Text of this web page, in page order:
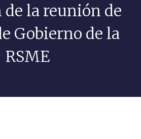
de la reunión de
Gobierno de la
RSME